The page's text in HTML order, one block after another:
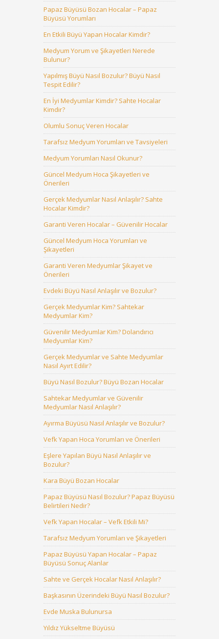
Papaz Büyüsü Bozan Hocalar – Papaz
Büyüsü Yorumları
En Etkili Büyü Yapan Hocalar Kimdir?
Medyum Yorum ve Şikayetleri Nerede
Bulunur?
Yapılmış Büyü Nasıl Bozulur? Büyü Nasıl
Tespit Edilir?
En İyi Medyumlar Kimdir? Sahte Hocalar
Kimdir?
Olumlu Sonuç Veren Hocalar
Tarafsız Medyum Yorumları ve Tavsiyeleri
Medyum Yorumları Nasıl Okunur?
Güncel Medyum Hoca Şikayetleri ve
Önerileri
Gerçek Medyumlar Nasıl Anlaşılır? Sahte
Hocalar Kimdir?
Garanti Veren Hocalar – Güvenilir Hocalar
Güncel Medyum Hoca Yorumları ve
Şikayetleri
Garanti Veren Medyumlar Şikayet ve
Önerileri
Evdeki Büyü Nasıl Anlaşılır ve Bozulur?
Gerçek Medyumlar Kim? Sahtekar
Medyumlar Kim?
Güvenilir Medyumlar Kim? Dolandırıcı
Medyumlar Kim?
Gerçek Medyumlar ve Sahte Medyumlar
Nasıl Ayırt Edilir?
Büyü Nasıl Bozulur? Büyü Bozan Hocalar
Sahtekar Medyumlar ve Güvenilir
Medyumlar Nasıl Anlaşılır?
Ayırma Büyüsü Nasıl Anlaşılır ve Bozulur?
Vefk Yapan Hoca Yorumları ve Önerileri
Eşlere Yapılan Büyü Nasıl Anlaşılır ve
Bozulur?
Kara Büyü Bozan Hocalar
Papaz Büyüsü Nasıl Bozulur? Papaz Büyüsü
Belirtileri Nedir?
Vefk Yapan Hocalar – Vefk Etkili Mi?
Tarafsız Medyum Yorumları ve Şikayetleri
Papaz Büyüsü Yapan Hocalar – Papaz
Büyüsü Sonuç Alanlar
Sahte ve Gerçek Hocalar Nasıl Anlaşılır?
Başkasının Üzerindeki Büyü Nasıl Bozulur?
Evde Muska Bulunursa
Yıldız Yükseltme Büyüsü